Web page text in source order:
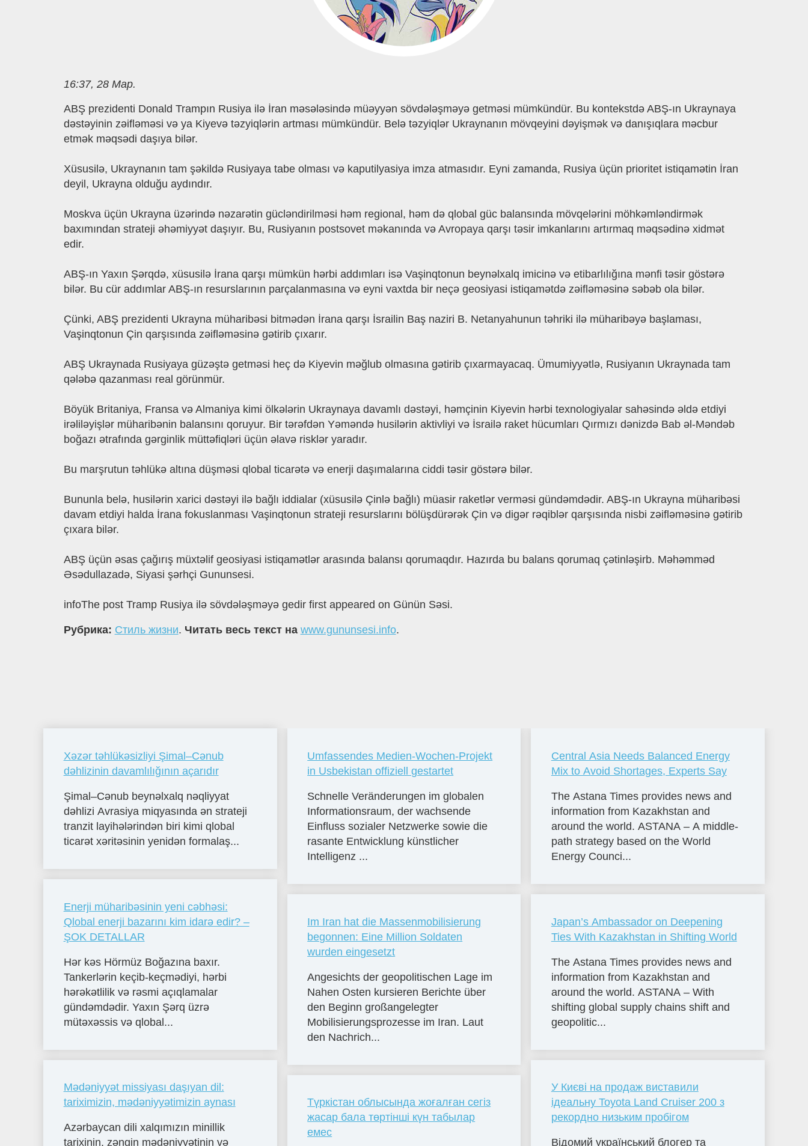
16:37, 28 Мар.
ABŞ prezidenti Donald Trampın Rusiya ilə İran məsələsində müəyyən sövdələşməyə getməsi mümkündür. Bu kontekstdə ABŞ-ın Ukraynaya
dəstəyinin zəifləməsi və ya Kiyevə təzyiqlərin artması mümkündür. Belə təzyiqlər Ukraynanın mövqeyini dəyişmək və danışıqlara məcbur
etmək məqsədi daşıya bilər.
Xüsusilə, Ukraynanın tam şəkildə Rusiyaya tabe olması və kaputilyasiya imza atmasıdır. Eyni zamanda, Rusiya üçün prioritet istiqamətin İran
deyil, Ukrayna olduğu aydındır.
Moskva üçün Ukrayna üzərində nəzarətin gücləndirilməsi həm regional, həm də qlobal güc balansında mövqelərini möhkəmləndirmək
baxımından strateji əhəmiyyət daşıyır. Bu, Rusiyanın postsovet məkanında və Avropaya qarşı təsir imkanlarını artırmaq məqsədinə xidmət
edir.
ABŞ-ın Yaxın Şərqdə, xüsusilə İrana qarşı mümkün hərbi addımları isə Vaşinqtonun beynəlxalq imicinə və etibarlılığına mənfi təsir göstərə
bilər. Bu cür addımlar ABŞ-ın resurslarının parçalanmasına və eyni vaxtda bir neçə geosiyasi istiqamətdə zəifləməsinə səbəb ola bilər.
Çünki, ABŞ prezidenti Ukrayna müharibəsi bitmədən İrana qarşı İsrailin Baş naziri B. Netanyahunun təhriki ilə müharibəyə başlaması,
Vaşinqtonun Çin qarşısında zəifləməsinə gətirib çıxarır.
ABŞ Ukraynada Rusiyaya güzəştə getməsi heç də Kiyevin məğlub olmasına gətirib çıxarmayacaq. Ümumiyyətlə, Rusiyanın Ukraynada tam
qələbə qazanması real görünmür.
Böyük Britaniya, Fransa və Almaniya kimi ölkələrin Ukraynaya davamlı dəstəyi, həmçinin Kiyevin hərbi texnologiyalar sahəsində əldə etdiyi
irəliləyişlər müharibənin balansını qoruyur. Bir tərəfdən Yəməndə husilərin aktivliyi və İsrailə raket hücumları Qırmızı dənizdə Bab əl-Məndəb
boğazı ətrafında gərginlik müttəfiqləri üçün əlavə risklər yaradır.
Bu marşrutun təhlükə altına düşməsi qlobal ticarətə və enerji daşımalarına ciddi təsir göstərə bilər.
Bununla belə, husilərin xarici dəstəyi ilə bağlı iddialar (xüsusilə Çinlə bağlı) müasir raketlər verməsi gündəmdədir. ABŞ-ın Ukrayna müharibəsi
davam etdiyi halda İrana fokuslanması Vaşinqtonun strateji resurslarını bölüşdürərək Çin və digər rəqiblər qarşısında nisbi zəifləməsinə gətirib
çıxara bilər.
ABŞ üçün əsas çağırış müxtəlif geosiyasi istiqamətlər arasında balansı qorumaqdır. Hazırda bu balans qorumaq çətinləşirb. Məhəmməd
Əsədullazadə, Siyasi şərhçi Gununsesi.
infoThe post Tramp Rusiya ilə sövdələşməyə gedir first appeared on Günün Səsi.
Рубрика: Стиль жизни. Читать весь текст на www.gununsesi.info.
Xəzər təhlükəsizliyi Şimal–Cənub
dəhlizinin davamlılığının açarıdır
Şimal–Cənub beynəlxalq nəqliyyat
dəhlizi Avrasiya miqyasında ən strateji
tranzit layihələrindən biri kimi qlobal
ticarət xəritəsinin yenidən formalaş...
Enerji müharibəsinin yeni cəbhəsi:
Qlobal enerji bazarını kim idarə edir? –
ŞOK DETALLAR
Hər kəs Hörmüz Boğazına baxır.
Tankerlərin keçib-keçmədiyi, hərbi
hərəkətlilik və rəsmi açıqlamalar
gündəmdədir. Yaxın Şərq üzrə
mütəxəssis və qlobal...
Mədəniyyət missiyası daşıyan dil:
tariximizin, mədəniyyətimizin aynası
Azərbaycan dili xalqımızın minillik
tarixinin, zəngin mədəniyyətinin və
Umfassendes Medien-Wochen-Projekt
in Usbekistan offiziell gestartet
Schnelle Veränderungen im globalen
Informationsraum, der wachsende
Einfluss sozialer Netzwerke sowie die
rasante Entwicklung künstlicher
Intelligenz ...
Im Iran hat die Massenmobilisierung
begonnen: Eine Million Soldaten
wurden eingesetzt
Angesichts der geopolitischen Lage im
Nahen Osten kursieren Berichte über
den Beginn großangelegter
Mobilisierungsprozesse im Iran. Laut
den Nachrich...
Түркістан облысында жоғалған сегіз
жасар бала төртінші күн табылар
емес
Central Asia Needs Balanced Energy
Mix to Avoid Shortages, Experts Say
The Astana Times provides news and
information from Kazakhstan and
around the world. ASTANA – A middle-
path strategy based on the World
Energy Counci...
Japan’s Ambassador on Deepening
Ties With Kazakhstan in Shifting World
The Astana Times provides news and
information from Kazakhstan and
around the world. ASTANA – With
shifting global supply chains shift and
geopolitic...
У Києві на продаж виставили
ідеальну Toyota Land Cruiser 200 з
рекордно низьким пробігом
Відомий український блогер та